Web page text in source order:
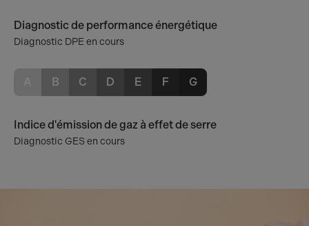
Diagnostic de performance énergétique
Diagnostic DPE en cours
B C D E F G
Indice d'émission de gaz à effet de serre
Diagnostic GES en cours